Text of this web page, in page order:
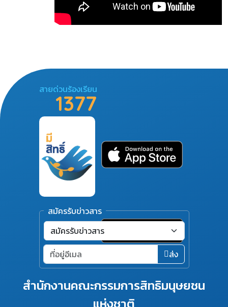
สำนักงานคณะกรรมการสิทธิมนุษยชน
สายด่วนร้องเรียน
1377
สมัครรับข่าวสาร
ส่ง